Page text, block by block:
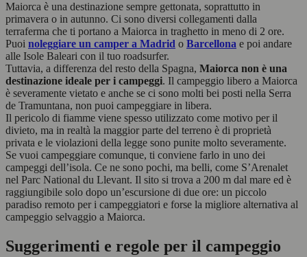
Maiorca è una destinazione sempre gettonata, soprattutto in
primavera o in autunno. Ci sono diversi collegamenti dalla
terraferma che ti portano a Maiorca in traghetto in meno di 2 ore.
Puoi noleggiare un camper a Madrid o Barcellona e poi andare
alle Isole Baleari con il tuo roadsurfer.
Tuttavia, a differenza del resto della Spagna, Maiorca non è una
destinazione ideale per i campeggi. Il campeggio libero a Maiorca
è severamente vietato e anche se ci sono molti bei posti nella Serra
de Tramuntana, non puoi campeggiare in libera.
Il pericolo di fiamme viene spesso utilizzato come motivo per il
divieto, ma in realtà la maggior parte del terreno è di proprietà
privata e le violazioni della legge sono punite molto severamente.
Se vuoi campeggiare comunque, ti conviene farlo in uno dei
campeggi dell’isola. Ce ne sono pochi, ma belli, come S’Arenalet
nel Parc National du Llevant. Il sito si trova a 200 m dal mare ed è
raggiungibile solo dopo un’escursione di due ore: un piccolo
paradiso remoto per i campeggiatori e forse la migliore alternativa al
campeggio selvaggio a Maiorca.
Suggerimenti e regole per il campeggio